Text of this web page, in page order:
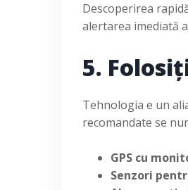
Descoperirea
alertarea imediată
5.
Tehnologia e un
recomandate se
GPS cu
Senzori